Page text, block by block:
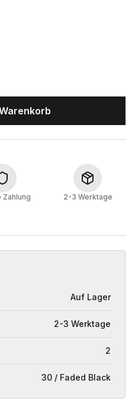
Zahlung 2-3 Werktage
Auf Lager
2-3 Werktage
2
30 / Faded Black